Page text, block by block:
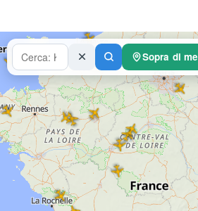
Sopra di me